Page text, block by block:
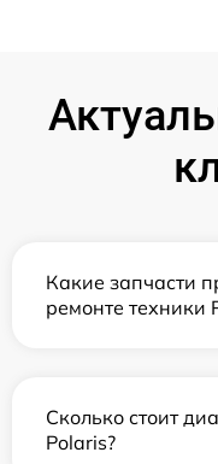
Какие запчасти
ремонте техники
Сколько стоит
Polaris?